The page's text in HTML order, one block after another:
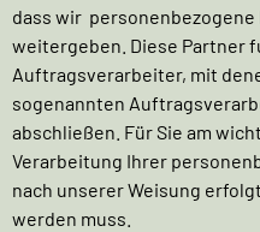
dass wir personenbezogene
weitergeben. Diese Partner
Auftragsverarbeiter, mit
sogenannten
abschließen. Für Sie am
Verarbeitung Ihrer
nach unserer Weisung
werden muss.